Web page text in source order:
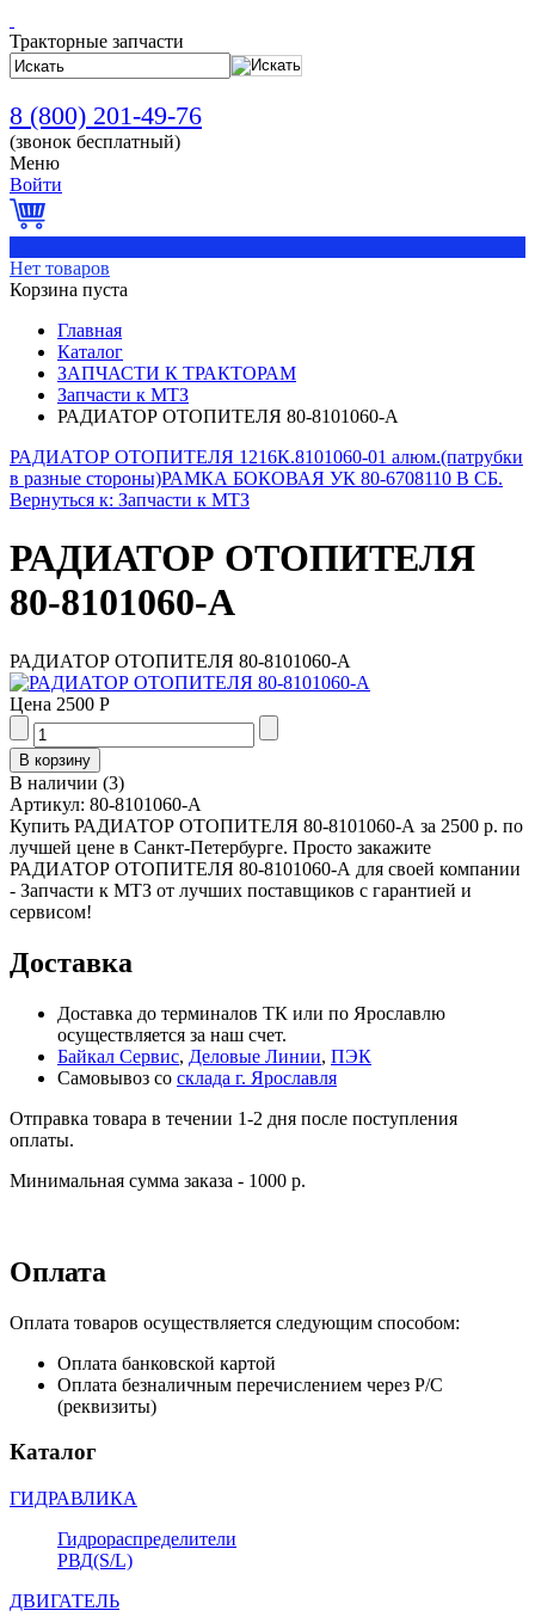
Тракторные запчасти
8 (800) 201-49-76
(звонок бесплатный)
Меню
Войти
Нет товаров
Корзина пуста
Главная
Каталог
ЗАПЧАСТИ К ТРАКТОРАМ
Запчасти к МТЗ
РАДИАТОР ОТОПИТЕЛЯ 80-8101060-А
РАДИАТОР ОТОПИТЕЛЯ 1216К.8101060-01 алюм.(патрубки
в разные стороны)РАМКА БОКОВАЯ УК 80-6708110 В СБ.
Вернуться к: Запчасти к МТЗ
РАДИАТОР ОТОПИТЕЛЯ
80-8101060-А
РАДИАТОР ОТОПИТЕЛЯ 80-8101060-А
Цена 2500 Р
В наличии (3)
Артикул: 80-8101060-А
Купить РАДИАТОР ОТОПИТЕЛЯ 80-8101060-А за 2500 р. по
лучшей цене в Санкт-Петербурге. Просто закажите
РАДИАТОР ОТОПИТЕЛЯ 80-8101060-А для своей компании
- Запчасти к МТЗ от лучших поставщиков с гарантией и
сервисом!
Доставка
Доставка до терминалов ТК или по Ярославлю
осуществляется за наш счет.
Байкал Сервис, Деловые Линии, ПЭК
Самовывоз со склада г. Ярославля
Отправка товара в течении 1-2 дня после поступления
оплаты.
Минимальная сумма заказа - 1000 р.
Оплата
Оплата товаров осуществляется следующим способом:
Оплата банковской картой
Оплата безналичным перечислением через Р/С
(реквизиты)
Каталог
ГИДРАВЛИКА
Гидрораспределители
РВД(S/L)
ДВИГАТЕЛЬ